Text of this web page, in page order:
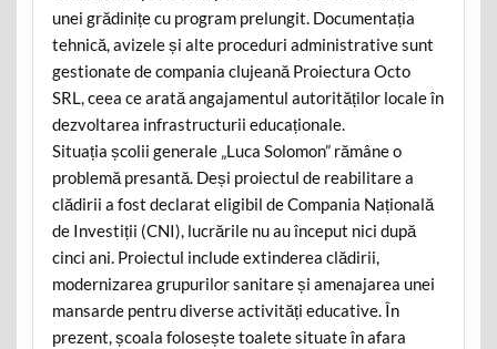
unei grădinițe cu program prelungit. Documentația
tehnică, avizele și alte proceduri administrative sunt
gestionate de compania clujeană Proiectura Octo
SRL, ceea ce arată angajamentul autorităților locale în
dezvoltarea infrastructurii educaționale.
Situația școlii generale „Luca Solomon” rămâne o
problemă presantă. Deși proiectul de reabilitare a
clădirii a fost declarat eligibil de Compania Națională
de Investiții (CNI), lucrările nu au început nici după
cinci ani. Proiectul include extinderea clădirii,
modernizarea grupurilor sanitare și amenajarea unei
mansarde pentru diverse activități educative. În
prezent, școala folosește toalete situate în afara